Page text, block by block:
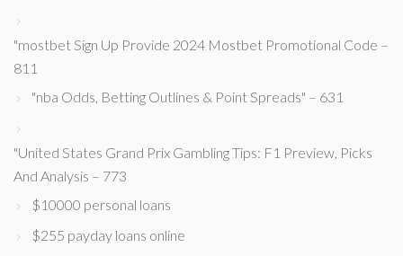
"mostbet Sign Up Provide 2024 Mostbet Promotional Code –
811
"nba Odds, Betting Outlines & Point Spreads" – 631
"United States Grand Prix Gambling Tips: F1 Preview, Picks
And Analysis – 773
$10000 personal loans
$255 payday loans online